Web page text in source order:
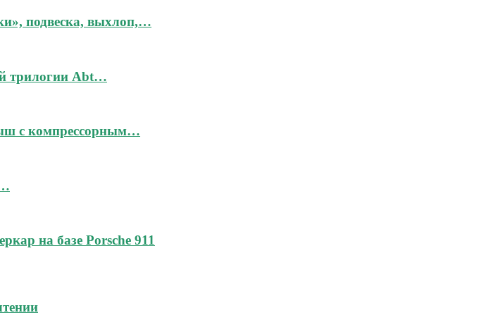
подвеска, выхлоп,…
трилогии Abt…
с компрессорным…
на базе Porsche 911